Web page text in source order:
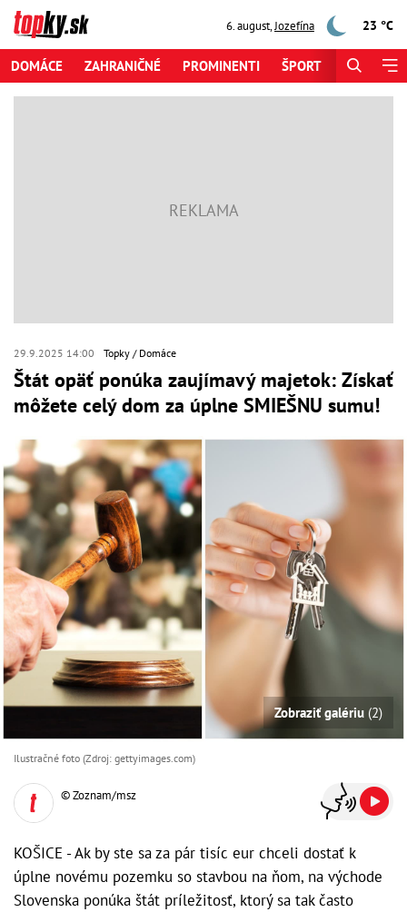
6. august,Jozefína 23 °C
DOMÁCE ZAHRANIČNÉ PROMINENTI ŠPORT
29.9.2025 14:00 Topky Domáce
Štát opäť ponúka zaujímavý majetok: Získať
môžete celý dom za úplne SMIEŠNU sumu!
Zobraziť galériu (2)
Ilustračné foto (Zdroj: gettyimages.com)
© Zoznam/msz
KOŠICE - Ak by ste sa za pár tisíc eur chceli dostať k
úplne novému pozemku so stavbou na ňom, na východe
Slovenska ponúka štát príležitosť, ktorý sa tak často